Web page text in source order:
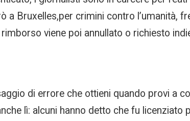
Bruxelles,per crimini contro l’umanità,
viene poi annullato o richiesto
di errore che ottieni quando provi a
lì: alcuni hanno detto che fu